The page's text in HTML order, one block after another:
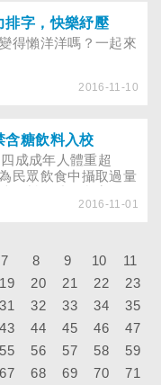
排字，快樂紓壓
得懶洋洋嗎？一起來
2016-11-10
含糖飲料入校
成成年人體重超
民眾飲食中攝取過量
若將含糖飲料售價提
糖飲品進入校園。
2016-11-01
7 8 9 10
11
19 20 21 22
23
31 32 33 34
35
43 44 45 46
47
55 56 57 58
59
67 68 69 70
71